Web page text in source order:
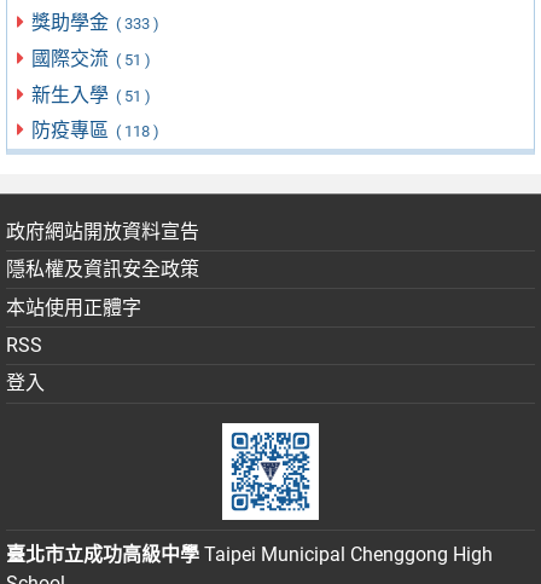
獎助學金 ( 333 )
國際交流 ( 51 )
新生入學 ( 51 )
防疫專區 ( 118 )
政府網站開放資料宣告
隱私權及資訊安全政策
本站使用正體字
RSS
登入
臺北市立成功高級中學 Taipei Municipal Chenggong High